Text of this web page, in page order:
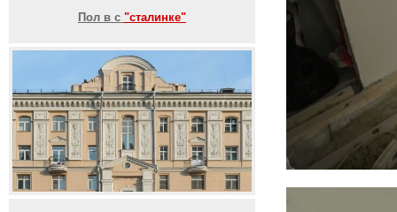
Пол в с "сталинке"